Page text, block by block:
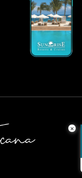
×